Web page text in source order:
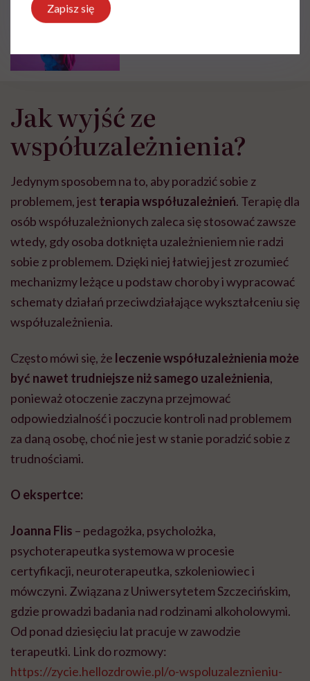
Jak wyjść ze
współuzależnienia?
Jedynym sposobem na to, aby poradzić sobie z
problemem, jest terapia współuzależnień. Terapię dla
osób współuzależnionych zaleca się stosować zawsze
wtedy, gdy osoba dotknięta uzależnieniem nie radzi
sobie z problemem. Dzięki niej łatwiej jest zrozumieć
mechanizmy leżące u podstaw choroby i wypracować
schematy działań przeciwdziałające wykształceniu się
współuzależnienia.
Często mówi się, że leczenie współuzależnienia może
być nawet trudniejsze niż samego uzależnienia,
ponieważ otoczenie zaczyna przejmować
odpowiedzialność i poczucie kontroli nad problemem
za daną osobę, choć nie jest w stanie poradzić sobie z
trudnościami.
O ekspertce:
Joanna Flis – pedagożka, psycholożka,
psychoterapeutka systemowa w procesie
certyfikacji, neuroterapeutka, szkoleniowiec i
mówczyni. Związana z Uniwersytetem Szczecińskim,
gdzie prowadzi badania nad rodzinami alkoholowymi.
Od ponad dziesięciu lat pracuje w zawodzie
terapeutki. Link do rozmowy:
https://zycie.hellozdrowie.pl/o-wspoluzaleznieniu-
Zapisz się